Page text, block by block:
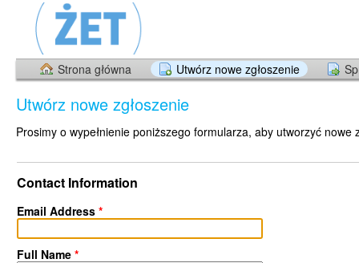
Strona główna Utwórz nowe zgłoszenie
Utwórz nowe zgłoszenie
Prosimy o wypełnienie poniższego formularza, aby utworzyć nowe
Contact Information
Email Address *
Full Name *